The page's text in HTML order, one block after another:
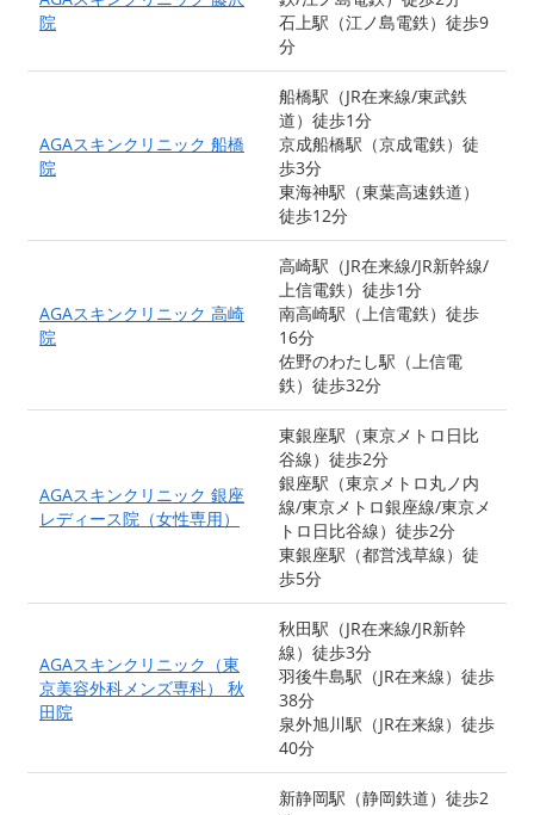
院
石上駅（江ノ島電鉄）徒歩9
分
AGAスキンクリニック 船橋
院
船橋駅（JR在来線/東武鉄
道）徒歩1分
京成船橋駅（京成電鉄）徒
歩3分
東海神駅（東葉高速鉄道）
徒歩12分
AGAスキンクリニック 高崎
院
高崎駅（JR在来線/JR新幹線/
上信電鉄）徒歩1分
南高崎駅（上信電鉄）徒歩
16分
佐野のわたし駅（上信電
鉄）徒歩32分
AGAスキンクリニック 銀座
レディース院（女性専用）
東銀座駅（東京メトロ日比
谷線）徒歩2分
銀座駅（東京メトロ丸ノ内
線/東京メトロ銀座線/東京メ
トロ日比谷線）徒歩2分
東銀座駅（都営浅草線）徒
歩5分
AGAスキンクリニック（東
京美容外科メンズ専科） 秋
田院
秋田駅（JR在来線/JR新幹
線）徒歩3分
羽後牛島駅（JR在来線）徒歩
38分
泉外旭川駅（JR在来線）徒歩
40分
新静岡駅（静岡鉄道）徒歩2